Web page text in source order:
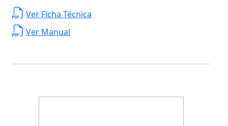
Ver Ficha Técnica
Ver Manual